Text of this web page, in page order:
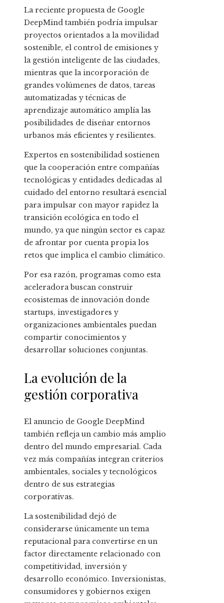
La reciente propuesta de Google
DeepMind también podría impulsar
proyectos orientados a la movilidad
sostenible, el control de emisiones y
la gestión inteligente de las ciudades,
mientras que la incorporación de
grandes volúmenes de datos, tareas
automatizadas y técnicas de
aprendizaje automático amplía las
posibilidades de diseñar entornos
urbanos más eficientes y resilientes.
Expertos en sostenibilidad sostienen
que la cooperación entre compañías
tecnológicas y entidades dedicadas al
cuidado del entorno resultará esencial
para impulsar con mayor rapidez la
transición ecológica en todo el
mundo, ya que ningún sector es capaz
de afrontar por cuenta propia los
retos que implica el cambio climático.
Por esa razón, programas como esta
aceleradora buscan construir
ecosistemas de innovación donde
startups, investigadores y
organizaciones ambientales puedan
compartir conocimientos y
desarrollar soluciones conjuntas.
La evolución de la
gestión corporativa
El anuncio de Google DeepMind
también refleja un cambio más amplio
dentro del mundo empresarial. Cada
vez más compañías integran criterios
ambientales, sociales y tecnológicos
dentro de sus estrategias
corporativas.
La sostenibilidad dejó de
considerarse únicamente un tema
reputacional para convertirse en un
factor directamente relacionado con
competitividad, inversión y
desarrollo económico. Inversionistas,
consumidores y gobiernos exigen